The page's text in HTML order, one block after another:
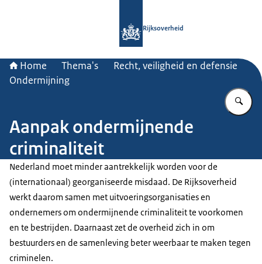
Rijksoverheid
Home Thema's
Recht, veiligheid en defensie
Ondermijning
Aanpak ondermijnende
criminaliteit
Nederland moet minder aantrekkelijk worden voor de
(internationaal) georganiseerde misdaad. De Rijksoverheid
werkt daarom samen met uitvoeringsorganisaties en
ondernemers om ondermijnende criminaliteit te voorkomen
en te bestrijden. Daarnaast zet de overheid zich in om
bestuurders en de samenleving beter weerbaar te maken tegen
criminelen.